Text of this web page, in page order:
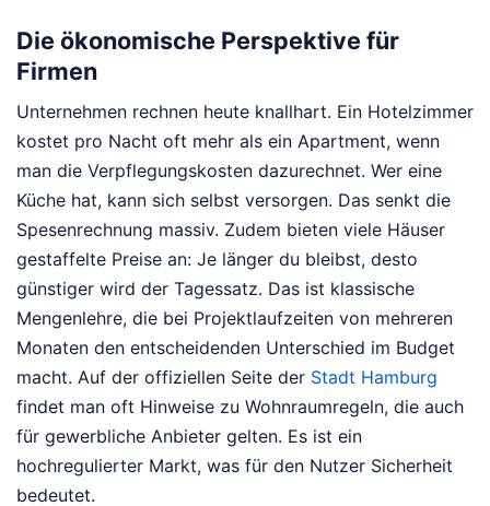
Die ökonomische Perspektive für
Firmen
Unternehmen rechnen heute knallhart. Ein Hotelzimmer
kostet pro Nacht oft mehr als ein Apartment, wenn
man die Verpflegungskosten dazurechnet. Wer eine
Küche hat, kann sich selbst versorgen. Das senkt die
Spesenrechnung massiv. Zudem bieten viele Häuser
gestaffelte Preise an: Je länger du bleibst, desto
günstiger wird der Tagessatz. Das ist klassische
Mengenlehre, die bei Projektlaufzeiten von mehreren
Monaten den entscheidenden Unterschied im Budget
macht. Auf der offiziellen Seite der Stadt Hamburg
findet man oft Hinweise zu Wohnraumregeln, die auch
für gewerbliche Anbieter gelten. Es ist ein
hochregulierter Markt, was für den Nutzer Sicherheit
bedeutet.